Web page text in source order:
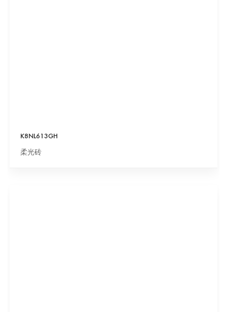
K8NL613GH
柔光砖